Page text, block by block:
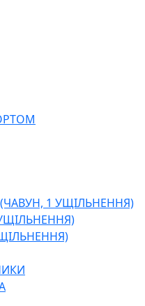
(ЧАВУН, 1 УЩІЛЬНЕННЯ)